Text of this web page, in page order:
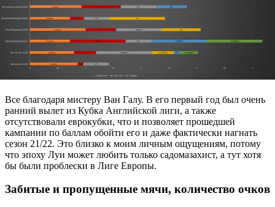
Все благодаря мистеру Ван Галу. В его первый год был очень
ранний вылет из Кубка Английской лиги, а также
отсутствовали еврокубки, что и позволяет прошедшей
кампании по баллам обойти его и даже фактически нагнать
сезон 21/22. Это близко к моим личным ощущениям, потому
что эпоху Луи может любить только садомазахист, а тут хотя
бы были проблески в Лиге Европы.
Забитые и пропущенные мячи, количество очков